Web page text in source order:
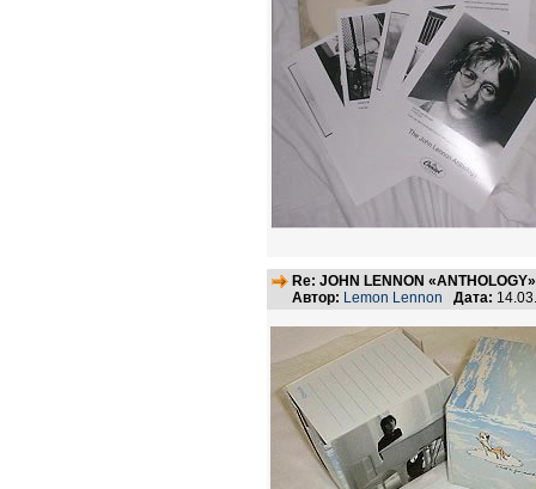
Re: JOHN LENNON
Автор: Lemon Lennon Дата: